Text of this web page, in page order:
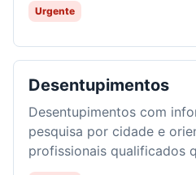
Urgente
Desentupimentos
Desentupimentos com
pesquisa por cidade e
profissionais qualificados